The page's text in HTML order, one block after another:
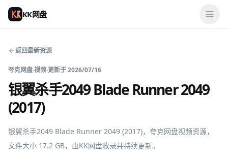
KK网盘
返回最新资源
夸克网盘·视频·更新于2026/07/16
银翼杀手2049 Blade Runner 2049
(2017)
银翼杀手2049 Blade Runner 2049 (2017)，夸克网盘视频资源，
文件大小 17.2 GB，由KK网盘收录并持续更新。